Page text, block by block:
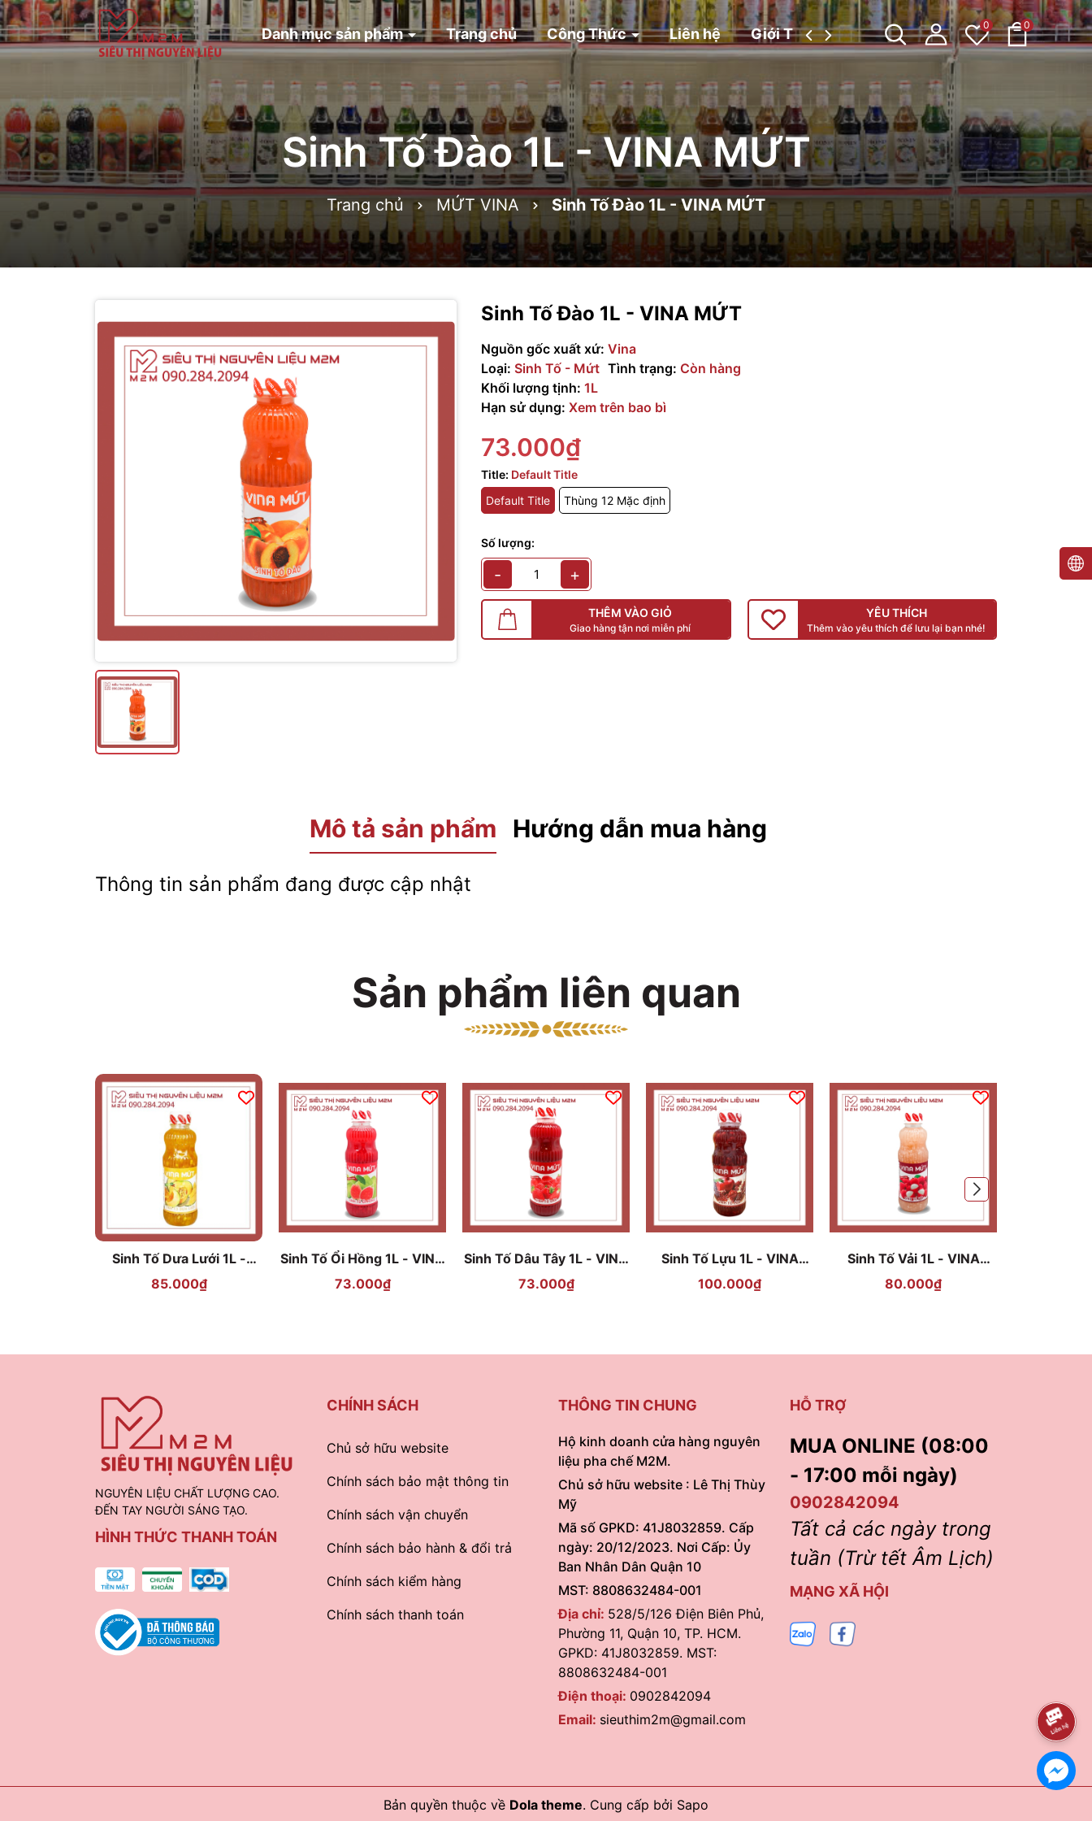
Danh mục sản phẩm Trang chủ Công Thức Liên hệ Giới Thiệu Tin tức 0 0
Sinh Tố Đào 1L - VINA MỨT
Trang chủ MỨT VINA Sinh Tố Đào 1L - VINA MỨT
Sinh Tố Đào 1L - VINA MỨT
Nguồn gốc xuất xứ: Vina
Loại: Sinh Tố - Mứt Tình trạng: Còn hàng
Khối lượng tịnh: 1L
Hạn sử dụng: Xem trên bao bì
73.000₫
Title: Default Title
Default Title
Thùng 12 Mặc định
Số lượng:
- +
THÊM VÀO GIỎ
Giao hàng tận nơi miễn phí
YÊU THÍCH
Thêm vào yêu thích để lưu lại bạn nhé!
Mô tả sản phẩm Hướng dẫn mua hàng
Thông tin sản phẩm đang được cập nhật
Sản phẩm liên quan
Sinh Tố Dưa Lưới 1L -
VINA MỨT
85.000₫
Sinh Tố Ổi Hồng 1L - VINA
MỨT
73.000₫
Sinh Tố Dâu Tây 1L - VINA
MỨT
73.000₫
Sinh Tố Lựu 1L - VINA
MỨT
100.000₫
Sinh Tố Vải 1L - VINA
MỨT
80.000₫
NGUYÊN LIỆU CHẤT LƯỢNG CAO.
ĐẾN TAY NGƯỜI SÁNG TẠO.
HÌNH THỨC THANH TOÁN
CHÍNH SÁCH
Chủ sở hữu website
Chính sách bảo mật thông tin
Chính sách vận chuyển
Chính sách bảo hành & đổi trả
Chính sách kiểm hàng
Chính sách thanh toán
THÔNG TIN CHUNG
Hộ kinh doanh cửa hàng nguyên
liệu pha chế M2M.
Chủ sở hữu website : Lê Thị Thùy
Mỹ
Mã số GPKD: 41J8032859. Cấp
ngày: 20/12/2023. Nơi Cấp: Ủy
Ban Nhân Dân Quận 10
MST: 8808632484-001
Địa chỉ: 528/5/126 Điện Biên Phủ,
Phường 11, Quận 10, TP. HCM.
GPKD: 41J8032859. MST:
8808632484-001
Điện thoại: 0902842094
Email: sieuthim2m@gmail.com
HỖ TRỢ
MUA ONLINE (08:00
- 17:00 mỗi ngày)
0902842094
Tất cả các ngày trong
tuần (Trừ tết Âm Lịch)
MẠNG XÃ HỘI
Bản quyền thuộc về Dola theme. Cung cấp bởi Sapo